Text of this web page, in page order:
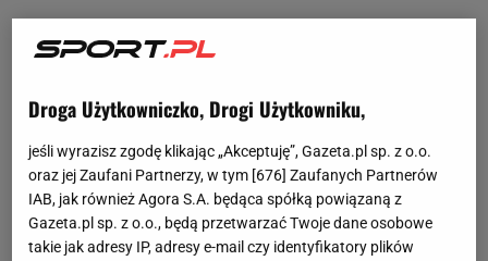
Droga Użytkowniczko, Drogi Użytkowniku,
jeśli wyrazisz zgodę klikając „Akceptuję”, Gazeta.pl sp. z o.o.
oraz jej Zaufani Partnerzy, w tym [676] Zaufanych Partnerów
IAB, jak również Agora S.A. będąca spółką powiązaną z
Gazeta.pl sp. z o.o., będą przetwarzać Twoje dane osobowe
takie jak adresy IP, adresy e-mail czy identyfikatory plików